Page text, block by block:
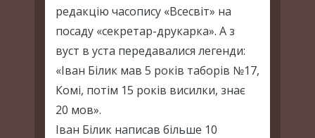
редакцію часопису «Всесвіт» на
посаду «секретар-друкарка». А з
вуст в уста передавалися легенди:
«Іван Білик мав 5 років таборів №17,
Комі, потім 15 років висилки, знає
20 мов».
Іван Білик написав більше 10